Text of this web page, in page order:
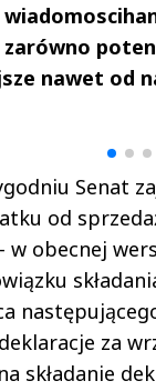
nawet od
Senat
od
obecnej
za
składanie
Marta i Andrzej